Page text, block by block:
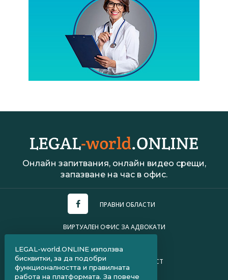
Онлайн запитвания, онлайн видео срещи,
запазване на час в офис.
ПРАВНИ ОБЛАСТИ
ВИРТУАЛЕН ОФИС ЗА АДВОКАТИ
ПОЛИТИКА ЗА ПОВЕРИТЕЛНОСТ
LEGAL-world.ONLINE използва
бисквитки, за да подобри
функционалността и правилната
работа на платформата. За повече